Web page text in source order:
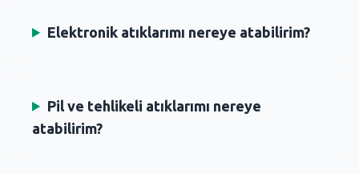
Elektronik atıklarımı nereye atabilirim?
Pil ve tehlikeli atıklarımı nereye
atabilirim?